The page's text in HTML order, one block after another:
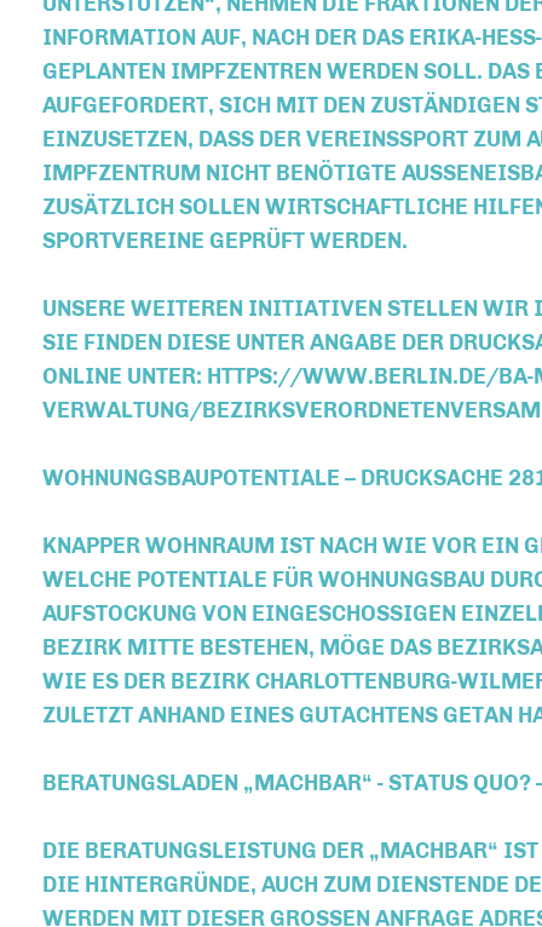
INFORMATION AUF, NACH DER DAS ERIKA-
GEPLANTEN IMPFZENTREN WERDEN SOLL.
AUFGEFORDERT, SICH MIT DEN ZUSTÄNDIGEN
EINZUSETZEN, DASS DER VEREINSSPORT ZUM
IMPFZENTRUM NICHT BENÖTIGTE
USÄTZLICH SOLLEN WIRTSCHAFTLICHE HILFEN
PORTVEREINE GEPRÜFT WERDEN.
UNSERE WEITEREN INITIATIVEN STELLEN WIR
SIE FINDEN DIESE UNTER ANGABE DER
ONLINE UNTER: HTTPS://WWW.BERLIN.DE/
VERWALTUNG/
WOHNUNGSBAUPOTENTIALE – DRUCKSACHE
KNAPPER WOHNRAUM IST NACH WIE VOR EIN
ELCHE POTENTIALE FÜR WOHNUNGSBAU
UFSTOCKUNG VON EINGESCHOSSIGEN
EZIRK MITTE BESTEHEN, MÖGE DAS
IE ES DER BEZIRK CHARLOTTENBURG-
ULETZT ANHAND EINES GUTACHTENS GETAN
BERATUNGSLADEN „MACHBAR“ - STATUS
DIE BERATUNGSLEISTUNG DER „MACHBAR“
DIE HINTERGRÜNDE, AUCH ZUM DIENSTENDE
WERDEN MIT DIESER GROSSEN ANFRAGE